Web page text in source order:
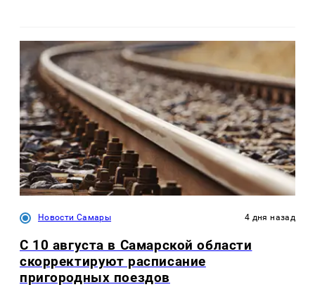
Новости Самары 4 дня назад
С 10 августа в Самарской области
скорректируют расписание
пригородных поездов